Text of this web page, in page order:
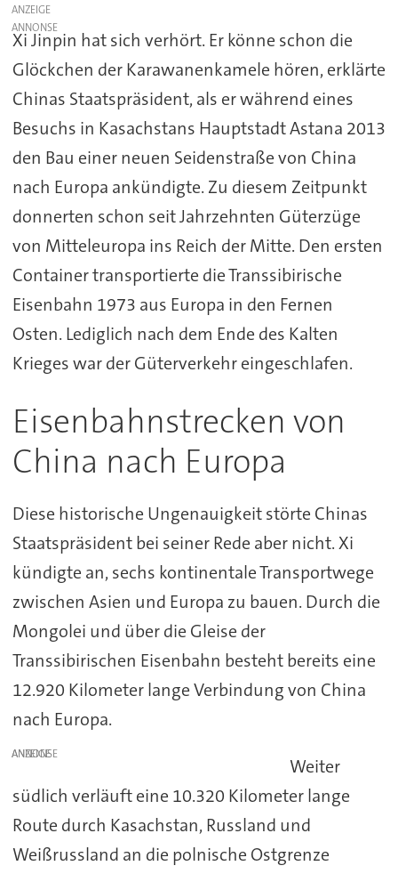
ANZEIGE
Xi Jinpin hat sich verhört. Er könne schon die
Glöckchen der Karawanenkamele hören, erklärte
Chinas Staatspräsident, als er während eines
Besuchs in Kasachstans Hauptstadt Astana 2013
den Bau einer neuen Seidenstraße von China
nach Europa ankündigte. Zu diesem Zeitpunkt
donnerten schon seit Jahrzehnten Güterzüge
von Mitteleuropa ins Reich der Mitte. Den ersten
Container transportierte die Transsibirische
Eisenbahn 1973 aus Europa in den Fernen
Osten. Lediglich nach dem Ende des Kalten
Krieges war der Güterverkehr eingeschlafen.
Eisenbahnstrecken von
China nach Europa
Diese historische Ungenauigkeit störte Chinas
Staatspräsident bei seiner Rede aber nicht. Xi
kündigte an, sechs kontinentale Transportwege
zwischen Asien und Europa zu bauen. Durch die
Mongolei und über die Gleise der
Transsibirischen Eisenbahn besteht bereits eine
12.920 Kilometer lange Verbindung von China
nach Europa.
ANZEIGE
Weiter
südlich verläuft eine 10.320 Kilometer lange
Route durch Kasachstan, Russland und
Weißrussland an die polnische Ostgrenze